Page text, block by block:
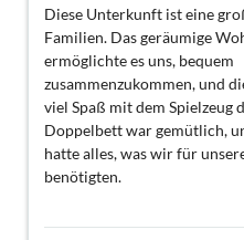
Diese Unterkunft ist eine
Familien. Das geräumige
ermöglichte es uns, bequem
zusammenzukommen, und
viel Spaß mit dem Spielzeug
Doppelbett war gemütlich,
hatte alles, was wir für
benötigten.